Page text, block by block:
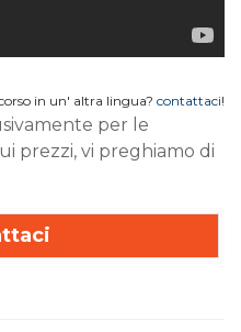
in un' altra lingua? contattaci!
per le
prezzi, vi preghiamo di